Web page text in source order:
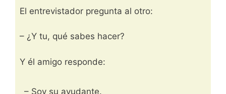
El entrevistador pregunta al otro:
– ¿Y tu, qué sabes hacer?
Y él amigo responde:
– Soy su ayudante.